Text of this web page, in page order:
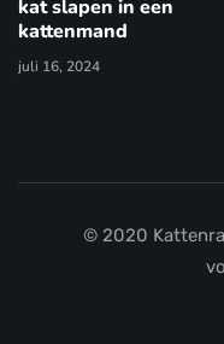
kat slapen in een
kattenmand
juli 16, 2024
© 2020